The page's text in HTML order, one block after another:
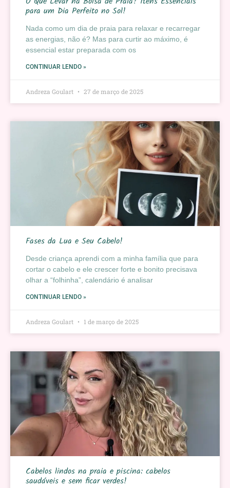
para um Dia Perfeito no Sol!
Nada como um dia de praia para relaxar e recarregar
as energias, não é? Mas para curtir ao máximo, é
essencial estar preparada com os
CONTINUAR LENDO »
Andreza Goulart 27 de março de 2025
Fases da Lua e Seu Cabelo!
Desde criança aprendi com a minha família que para
cortar o cabelo e ele crescer forte e bonito precisava
olhar a “folhinha”, calendário é analisar
CONTINUAR LENDO »
Andreza Goulart 1 de março de 2025
Cabelos lindos na praia e piscina: cabelos
saudáveis e sem ficar verdes!